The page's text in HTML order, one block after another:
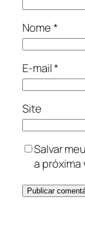
Nome*
E-mail*
Site
Salvar
a próxima